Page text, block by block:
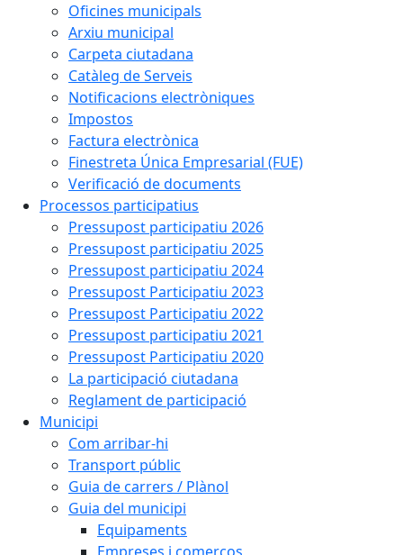
Oficines municipals
Arxiu municipal
Carpeta ciutadana
Catàleg de Serveis
Notificacions electròniques
Impostos
Factura electrònica
Finestreta Única Empresarial (FUE)
Verificació de documents
Processos participatius
Pressupost participatiu 2026
Pressupost participatiu 2025
Pressupost participatiu 2024
Pressupost Participatiu 2023
Pressupost Participatiu 2022
Pressupost participatiu 2021
Pressupost Participatiu 2020
La participació ciutadana
Reglament de participació
Municipi
Com arribar-hi
Transport públic
Guia de carrers / Plànol
Guia del municipi
Equipaments